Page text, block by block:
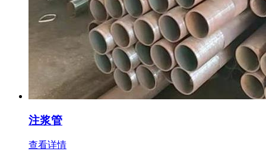
注浆管
查看详情